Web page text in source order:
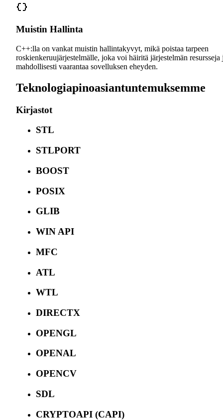
Muistin Hallinta
C++:lla on vankat muistin hallintakyvyt, mikä poistaa tarpeen
roskienkeruujärjestelmälle, joka voi häiritä järjestelmän resursseja
mahdollisesti vaarantaa sovelluksen eheyden.
Teknologiapinoasiantuntemuksemme
Kirjastot
STL
STLPORT
BOOST
POSIX
GLIB
WIN API
MFC
ATL
WTL
DIRECTX
OPENGL
OPENAL
OPENCV
SDL
CRYPTOAPI (CAPI)